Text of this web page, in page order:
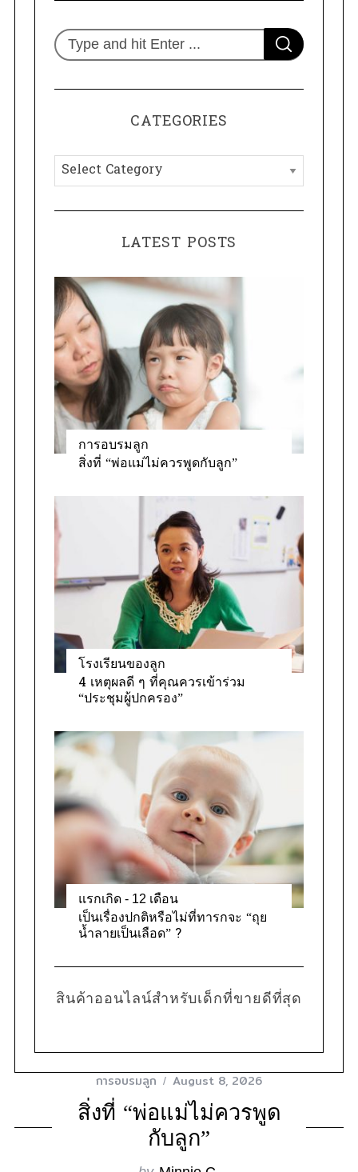
S
e
r
S
E
C
CATEGORIES
C
a
t
o
r
i
e
s
LATEST POSTS
การอบรมลูก
สิ่งที่ “พ่อแม่ไม่ควรพูดกับลูก”
โรงเรียนของลูก
4 เหตุผลดี ๆ ที่คุณควรเข้าร่วม
“ประชุมผู้ปกครอง”
แรกเกิด - 12 เดือน
เป็นเรื่องปกติหรือไม่ที่ทารกจะ “ถุย
น้ำลายเป็นเลือด” ?
สินค้าออนไลน์สำหรับเด็กที่ขายดีที่สุด
การอบรมลูก August 8, 2026
สิ่งที่ “พ่อแม่ไม่ควรพูด
กับลูก”